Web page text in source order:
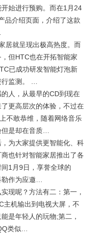
始进行预购。而在1月24
品介绍页面，介绍了这款
就呈现出极高热度。而
但HTC也在开拓智能家
已成功研发智能灯泡新
监测。 …
人，从最早的CD到现在
更高层次的体验，不过在
不敢恭维，随着网络音乐
是却在音质…
为大家提供更智能化、科
也针对智能家居推出了各
1月9日，享誉全球的
作为应邀…
呢？方法有二：第一，
主机输出到电视大屏，不
是年轻人的玩物;第二，
类似…